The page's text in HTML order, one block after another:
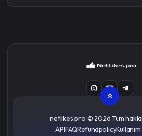
netlikes.pro © 2026 Tüm
APIFAQRefundpolicy